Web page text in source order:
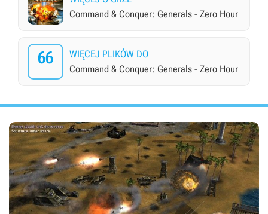
Command & Conquer: Generals - Zero Hour
66
WIĘCEJ PLIKÓW DO
Command & Conquer: Generals - Zero Hour